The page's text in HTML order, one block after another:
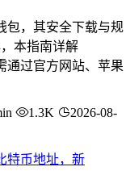
包，其安全下载与规
本指南详解
通过官方网站、苹果
1.3K
2026-08-